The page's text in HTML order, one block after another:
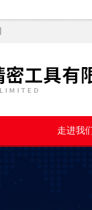
走进我